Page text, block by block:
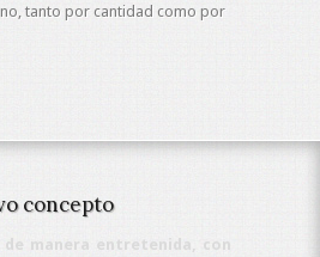
tanto por cantidad como por
concepto
de manera entretenida, con